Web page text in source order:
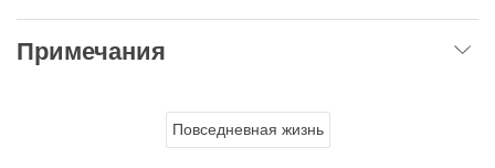
Примечания
Повседневная жизнь